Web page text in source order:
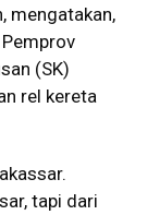
mengatakan,
(SK)
rel kereta
tapi dari